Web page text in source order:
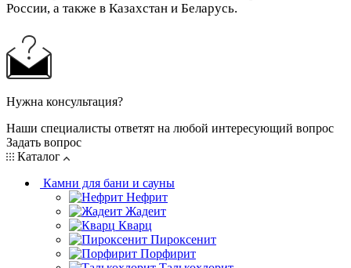
России, а также в Казахстан и Беларусь.
Нужна консультация?
Наши специалисты ответят на любой интересующий вопрос
Задать вопрос
Каталог
Камни для бани и сауны
Нефрит
Жадеит
Кварц
Пироксенит
Порфирит